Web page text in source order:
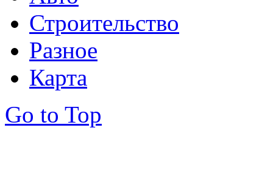
Строительство
Разное
Карта
Go to Top